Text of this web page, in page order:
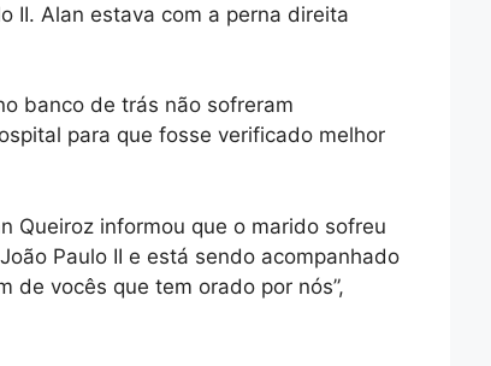
II. Alan estava com a perna direita
banco de trás não sofreram
para que fosse verificado melhor
Queiroz informou que o marido sofreu
Paulo II e está sendo acompanhado
de vocês que tem orado por nós”,